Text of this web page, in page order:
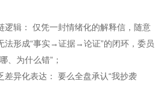
逻辑： 仅凭一封情绪化的解释信，随意
法形成“事实→证据→论证”的闭环，委员
、为什么错”；
差异化表达： 要么全盘承认“我抄袭